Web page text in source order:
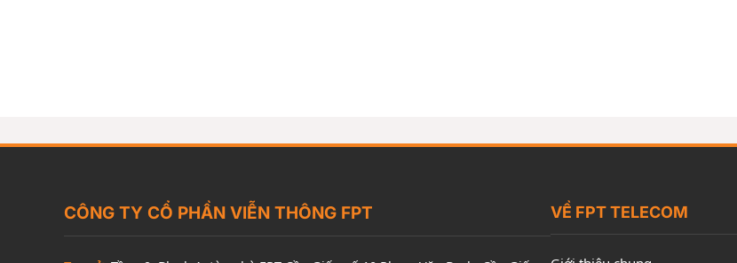
CÔNG TY CỔ PHẦN VIỄN THÔNG FPT VỀ FPT TELECOM